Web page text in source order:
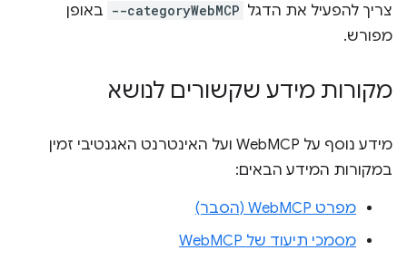
צריך להפעיל את הדגל --categoryWebMCP באופן
מפורש.
מקורות מידע שקשורים לנושא
מידע נוסף על WebMCP ועל האינטרנט האגנטיבי זמין
במקורות המידע הבאים:
מפרט WebMCP (הסבר)
מסמכי תיעוד של WebMCP